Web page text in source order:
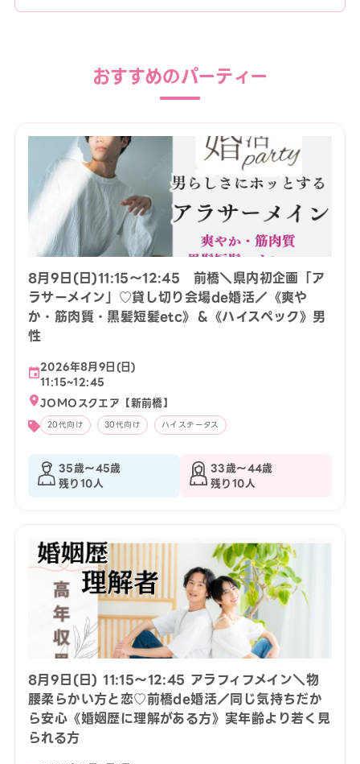
おすすめのパーティー
8月9日(日)11:15〜12:45 前橋＼県内初企画「ア
ラサーメイン」♡貸し切り会場de婚活／《爽や
か・筋肉質・黒髪短髪etc》＆《ハイスペック》男
性
2026年8月9日(日)
11:15~12:45
JOMOスクエア【新前橋】
20代向け 30代向け ハイステータス
35歳〜45歳
残り10人
33歳〜44歳
残り10人
8月9日(日) 11:15〜12:45 アラフィフメイン＼物
腰柔らかい方と恋♡前橋de婚活／同じ気持ちだか
ら安心《婚姻歴に理解がある方》実年齢より若く見
られる方